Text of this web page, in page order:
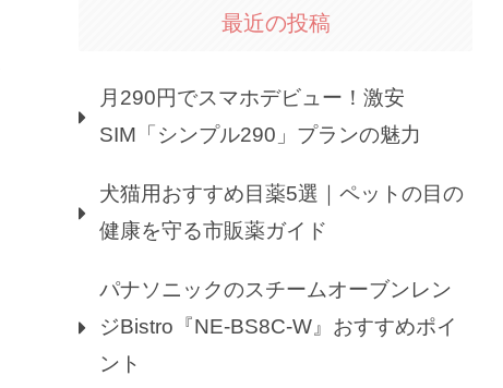
最近の投稿
月290円でスマホデビュー！激安
SIM「シンプル290」プランの魅力
犬猫用おすすめ目薬5選｜ペットの目の
健康を守る市販薬ガイド
パナソニックのスチームオーブンレン
ジBistro『NE-BS8C-W』おすすめポイ
ント